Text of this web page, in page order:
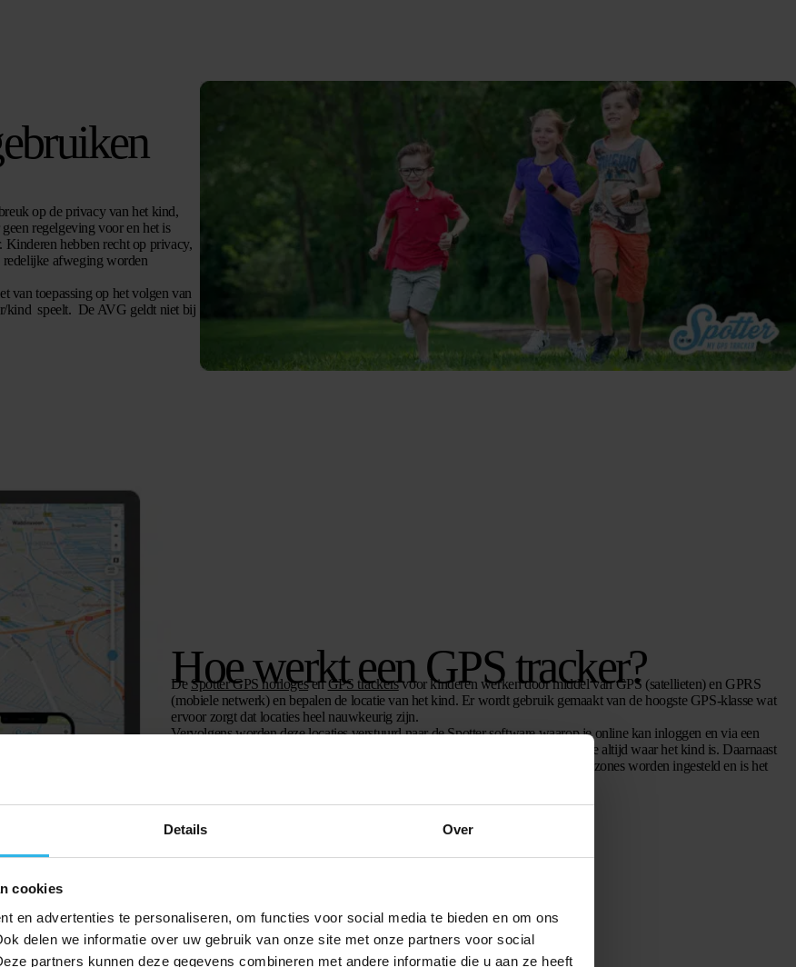
Details Over
cookies
en advertenties te personaliseren, om functies voor social media te bieden en om ons
delen we informatie over uw gebruik van onze site met onze partners voor social
partners kunnen deze gegevens combineren met andere informatie die u aan ze heeft
op de privacy van het kind,
regelgeving voor en het is
. Kinderen hebben recht op privacy,
redelijke afweging worden
van toepassing op het volgen van
kind speelt. De AVG geldt niet bij
Hoe werkt een GPS tracker?
DeSpotter GPS horlogesenGPS trackersvoor kinderen werken door middel van GPS (satellieten) en GPRS
(mobiele netwerk) en bepalen de locatie van het kind. Er wordt gebruik gemaakt van de hoogste GPS-klasse wat
ervoor zorgt dat locaties heel nauwkeurig zijn.
Vervolgens worden deze locaties verstuurd naar de Spotter software waarop je online kan inloggen en via een
smartphone app. Locaties worden hier automatisch naar verstuurd en zo weet je altijd waar het kind is. Daarnaast
beschikt het kind GPS horloge van Spotter ook over een belfunctie, kunnen er zones worden ingesteld en is het